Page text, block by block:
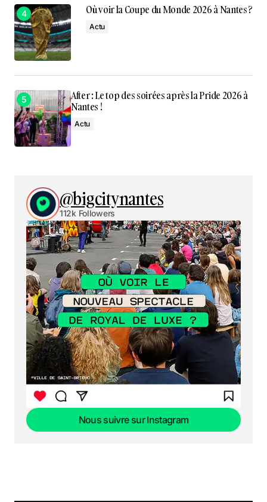
Où voir la Coupe du Monde 2026 à Nantes ?
Actu
After : Le top des soirées après la Pride 2026 à
Nantes !
Actu
@bigcitynantes
112k Followers
Nous suivre sur Instagram